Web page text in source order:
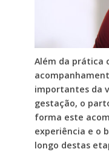
Além da prática
importantes da
gestação, o
forma este
experiência e o
longo destas